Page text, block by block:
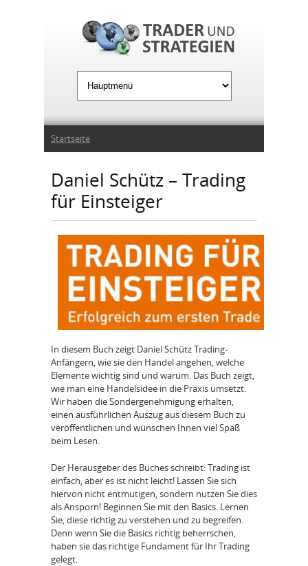
Sie sind hier
Startseite
Daniel Schütz – Trading
für Einsteiger
In diesem Buch zeigt Daniel Schütz Trading-
Anfängern, wie sie den Handel angehen, welche
Elemente wichtig sind und warum. Das Buch zeigt,
wie man eine Handelsidee in die Praxis umsetzt.
Wir haben die Sondergenehmigung erhalten,
einen ausführlichen Auszug aus diesem Buch zu
veröffentlichen und wünschen Ihnen viel Spaß
beim Lesen.
Der Herausgeber des Buches schreibt: Trading ist
einfach, aber es ist nicht leicht! Lassen Sie sich
hiervon nicht entmutigen, sondern nutzen Sie dies
als Ansporn! Beginnen Sie mit den Basics. Lernen
Sie, diese richtig zu verstehen und zu begreifen.
Denn wenn Sie die Basics richtig beherrschen,
haben sie das richtige Fundament für Ihr Trading
gelegt.